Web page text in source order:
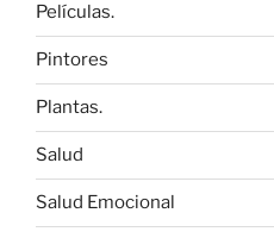
Películas.
Pintores
Plantas.
Salud
Salud Emocional